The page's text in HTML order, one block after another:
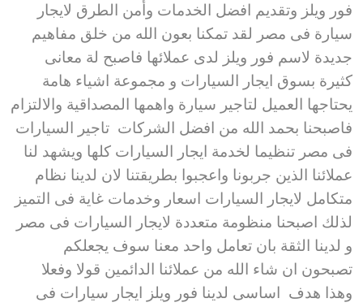
فور ويلز وتقديم افضل الخدمات وأمن الطرق لايجار
سيارة فى مصر لقد تمكنا بعون الله من خلق مفاهيم
جديدة لاسم فور ويلز لدى عملائها فاصبح لة معانى
كثيرة بسوق ايجار السيارات و مجموعة اشياء هامة
يحتاجها العميل لتاجير سيارة واهمها المصداقية والالتزام
فاصبحنا بحمد الله من افضل الشركات تاجير السيارات
فى مصر تنظيما لخدمة ايجار السيارات كلها ويشهد لنا
عملائنا الذين جربونا واعجبوا بطريقتنا لان لدينا نظام
متكامل لايجار السيارات اسعار وخدمات غاية فى التميز
لذلك اصبحنا منظومة متعددة لايجار السيارات فى مصر
و لدينا الثقة بان تعامل واحد معنا سوف يجعلكم
تصبحون ان شاء الله من عملائنا الدائمين قولا وفعلا
وهذا هدف اساسى لدينا فور ويلز ايجار سيارات فى